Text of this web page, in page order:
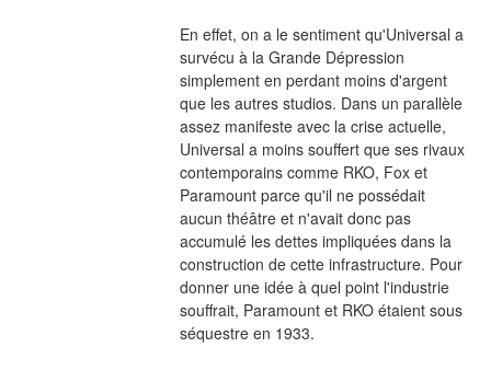
En effet, on a le sentiment qu'Universal a
survécu à la Grande Dépression
simplement en perdant moins d'argent
que les autres studios. Dans un parallèle
assez manifeste avec la crise actuelle,
Universal a moins souffert que ses rivaux
contemporains comme RKO, Fox et
Paramount parce qu'il ne possédait
aucun théâtre et n'avait donc pas
accumulé les dettes impliquées dans la
construction de cette infrastructure. Pour
donner une idée à quel point l'industrie
souffrait, Paramount et RKO étaient sous
séquestre en 1933.